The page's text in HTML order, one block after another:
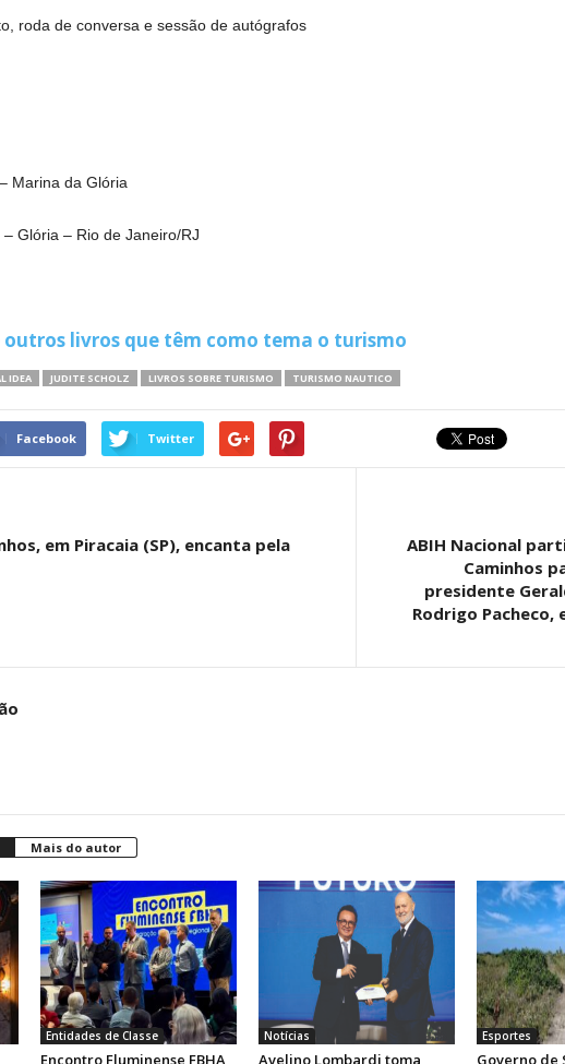
roda de conversa e sessão de autógrafos
Marina da Glória
Glória – Rio de Janeiro/RJ
outros livros que têm como tema o turismo
IDEA JUDITE SCHOLZ LIVROS SOBRE TURISMO TURISMO NAUTICO
Facebook Twitter
em Piracaia (SP), encanta pela
ABIH Nacional
Caminhos
presidente
Rodrigo Pacheco,
Mais do autor
Entidades de Classe
Encontro Fluminense FBHA
Notícias
Avelino Lombardi toma
Esportes
Governo de